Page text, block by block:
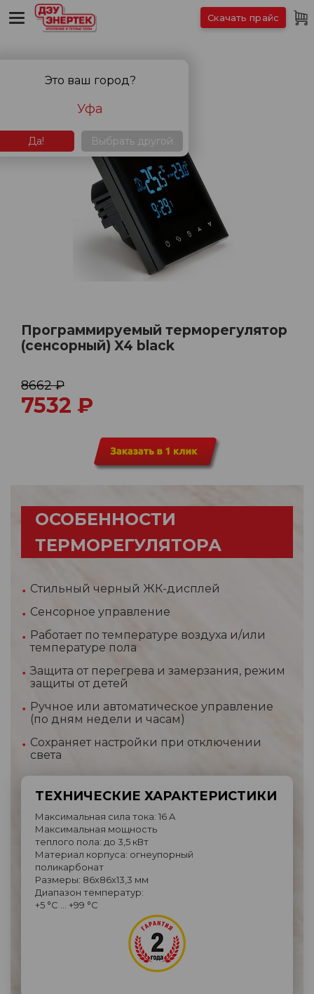
Программируемый терморегулятор
(сенсорный) X4 black
8662 ₽
7532 ₽
ОСОБЕННОСТИ
ТЕРМОРЕГУЛЯТОРА
Стильный черный ЖК-дисплей
Сенсорное управление
Работает по температуре воздуха и/или
температуре пола
Защита от перегрева и замерзания, режим
защиты от детей
Ручное или автоматическое управление
(по дням недели и часам)
Сохраняет настройки при отключении
света
ТЕХНИЧЕСКИЕ ХАРАКТЕРИСТИКИ
Максимальная сила тока: 16 A
Максимальная мощность
теплого пола: до 3,5 кВт
Материал корпуса: огнеупорный
поликарбонат
Размеры: 86х86х13,3 мм
Диапазон температур:
+5 °C … +99 °C
Скачать прайс
Это ваш город?
Уфа
Да! Выбрать другой